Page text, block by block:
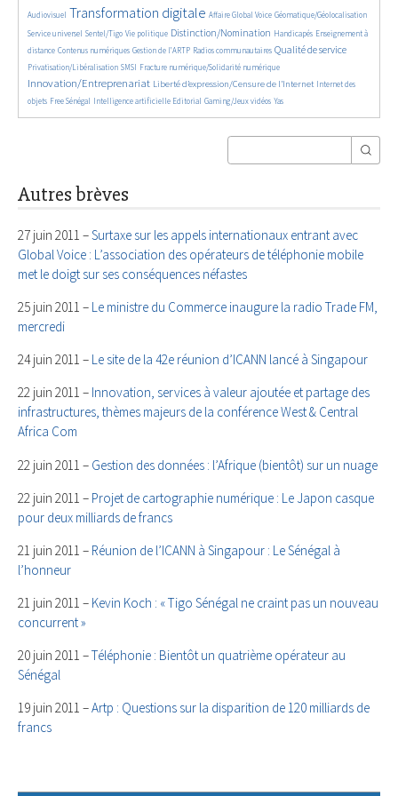
Audiovisuel
4010/5557Transformation digitale
385/5557 Affaire Global Voice
169/5557 Géomatique/Géolocalisation
325/5557
Service universel
666/5557 Sentel/Tigo
183/5557 Vie politique
2140/5557 Distinction/Nomination
34/5557 Handicapés
711/5557
Enseignement à
distance
853/5557Contenus numériques
595/5557 Gestion de l’ARTP
191/5557 Radios communautaires
2157/5557 Qualité de service
557/5557
Privatisation/Libéralisation
136/5557 SMSI
492/5557 Fracture numérique/Solidarité numérique
2787/5557
Innovation/Entreprenariat
1365/5557 Liberté d’expression/Censure de l’Internet
50/5557
Internet des
objets
174/5557Free Sénégal
879/5557 Intelligence artificielle
202/5557 Editorial
68/5557 Gaming/Jeux vidéos
28/5557 Yas
Autres brèves
27 juin 2011 –Surtaxe sur les appels internationaux entrant avec
Global Voice : L’association des opérateurs de téléphonie mobile
met le doigt sur ses conséquences néfastes
25 juin 2011 – Le ministre du Commerce inaugure la radio Trade FM,
mercredi
24 juin 2011 – Le site de la 42e réunion d’ICANN lancé à Singapour
22 juin 2011 – Innovation, services à valeur ajoutée et partage des
infrastructures, thèmes majeurs de la conférence West & Central
Africa Com
22 juin 2011 – Gestion des données : l’Afrique (bientôt) sur un nuage
22 juin 2011 – Projet de cartographie numérique : Le Japon casque
pour deux milliards de francs
21 juin 2011 – Réunion de l’ICANN à Singapour : Le Sénégal à
l’honneur
21 juin 2011 – Kevin Koch : « Tigo Sénégal ne craint pas un nouveau
concurrent »
20 juin 2011 –Téléphonie : Bientôt un quatrième opérateur au
Sénégal
19 juin 2011 –Artp : Questions sur la disparition de 120 milliards de
francs